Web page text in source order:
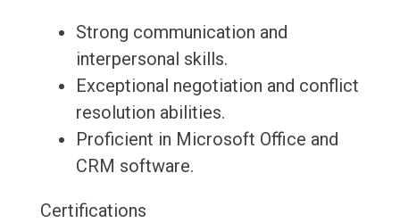
Strong communication and
interpersonal skills.
Exceptional negotiation and conflict
resolution abilities.
Proficient in Microsoft Office and
CRM software.
Certifications